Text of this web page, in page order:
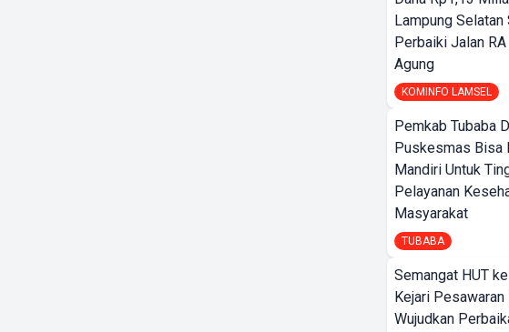
Lampung Selatan
Perbaiki Jalan
Agung
KOMINFO LAMSEL
Pemkab Tubaba
Puskesmas Bisa
Mandiri Untuk
Pelayanan
Masyarakat
TUBABA
Semangat HUT
Kejari
Wujudkan